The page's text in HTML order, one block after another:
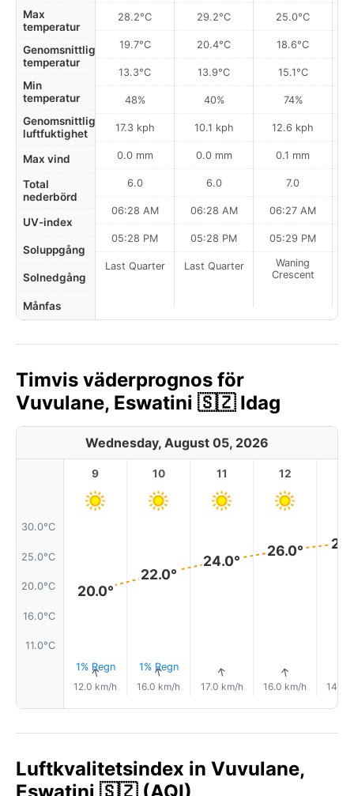
Max
temperatur
Genomsnittlig
temperatur
Min
temperatur
Genomsnittlig
luftfuktighet
Max vind
Total
nederbörd
UV-index
Soluppgång
Solnedgång
Månfas
28.2°C
19.7°C
13.3°C
48%
17.3 kph
0.0 mm
6.0
06:28 AM
05:28 PM
Last Quarter
29.2°C
20.4°C
13.9°C
40%
10.1 kph
0.0 mm
6.0
06:28 AM
05:28 PM
Last Quarter
25.0°C
18.6°C
15.1°C
74%
12.6 kph
0.1 mm
7.0
06:27 AM
05:29 PM
Waning
Crescent
Timvis väderprognos för
Vuvulane, Eswatini 🇸🇿 Idag
Wednesday, August 05, 2026
30.0°C
25.0°C
20.0°C
16.0°C
11.0°C
9
20.0°
1% Regn
↑
12.0 km/h
10
22.0°
1% Regn
↑
16.0 km/h
11
24.0°
↑
17.0 km/h
12
26.0°
↑
16.0 km/h 14.0
Luftkvalitetsindex in Vuvulane,